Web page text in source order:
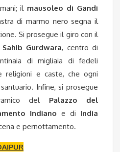
il mausoleo di Gandi
di marmo nero segna il
Si prosegue il giro con il
Gurdwara, centro di
di migliaia di fedeli
religioni e caste, che ogni
Infine, si prosegue
del Palazzo del
Indiano e di India
e pernottamento.